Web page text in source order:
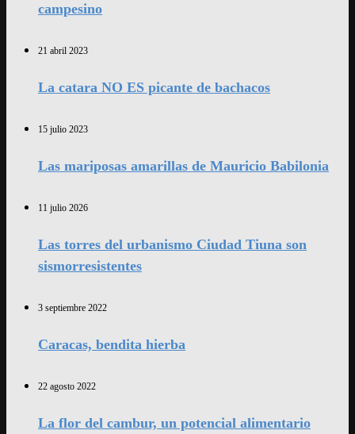
campesino
21 abril 2023
La catara NO ES picante de bachacos
15 julio 2023
Las mariposas amarillas de Mauricio Babilonia
11 julio 2026
Las torres del urbanismo Ciudad Tiuna son
sismorresistentes
3 septiembre 2022
Caracas, bendita hierba
22 agosto 2022
La flor del cambur, un potencial alimentario